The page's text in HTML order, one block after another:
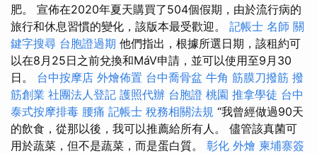
肥。 宣佈在2020年夏天購買了504個假期，由於流行病的
旅行和休息習慣的變化，該版本最受歡迎。 記帳士 名師 關
鍵字搜尋 台胞證過期 他們指出，根據所選日期，該租約可
以在8月25日之前兌換和MáV申請，並可以使用至9月30
日。 台中按摩店 外燴佈置 台中喬骨盆 牛角 筋膜刀撥筋 撥
筋創業 社團法人登記 護照代辦 台胞證 桃園 推拿學徒 台中
泰式按摩排毒 腰痛 記帳士 稅務相關法規 “我曾經做過90天
的飲食，從那以後，我可以推薦給所有人。 儘管該真菌可
用於蔬菜，但不是蔬菜，而是蛋白質。 彰化 外燴 柬埔寨簽